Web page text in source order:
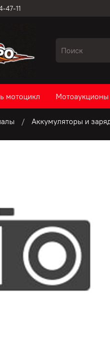
47-11
мотоцикл Мотоаукционы
Аккумуляторы и